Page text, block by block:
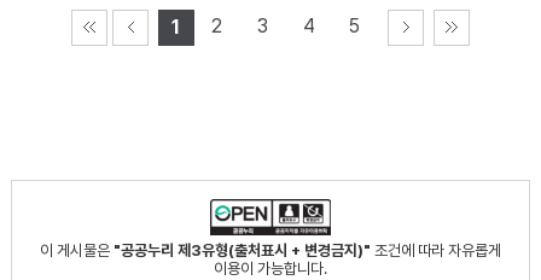
1 2 3 4 5
이 게시물은 "공공누리 제3유형(출처표시 + 변경금지)" 조건에 따라 자유롭게
이용이 가능합니다.